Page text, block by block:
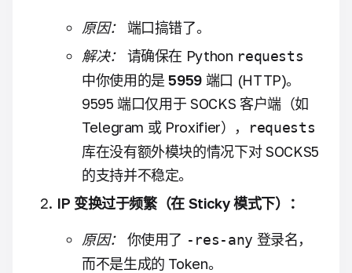
原因：
端口搞错了。
解决：
请确保在 Python requests
中你使用的是5959 端口 (HTTP)。
9595 端口仅用于 SOCKS 客户端（如
Telegram 或 Proxifier），
requests
库在没有额外模块的情况下对 SOCKS5
的支持并不稳定。
IP 变换过于频繁（在 Sticky 模式下）：
原因： 你使用了 -res-any 登录名，
而不是生成的 Token。